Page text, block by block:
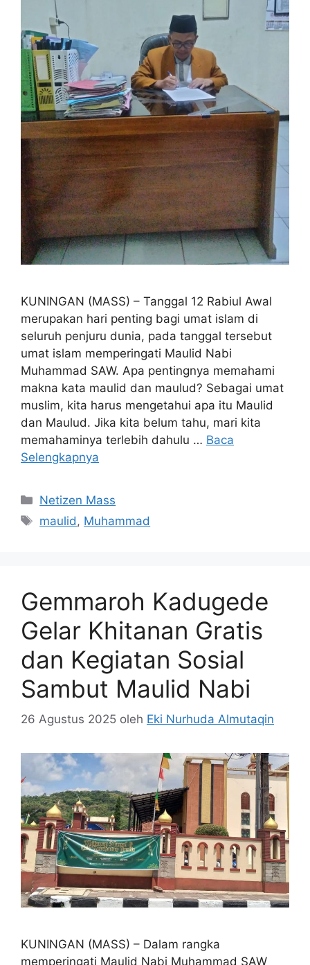
KUNINGAN (MASS) – Tanggal 12 Rabiul Awal
merupakan hari penting bagi umat islam di
seluruh penjuru dunia, pada tanggal tersebut
umat islam memperingati Maulid Nabi
Muhammad SAW. Apa pentingnya memahami
makna kata maulid dan maulud? Sebagai umat
muslim, kita harus mengetahui apa itu Maulid
dan Maulud. Jika kita belum tahu, mari kita
memahaminya terlebih dahulu … Baca
Selengkapnya
Kategori
Netizen Mass
Tag
maulid , Muhammad
Gemmaroh Kadugede
Gelar Khitanan Gratis
dan Kegiatan Sosial
Sambut Maulid Nabi
26 Agustus 2025 oleh Eki Nurhuda Almutaqin
KUNINGAN (MASS) – Dalam rangka
memperingati Maulid Nabi Muhammad SAW